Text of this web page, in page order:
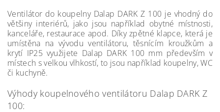
Ventilátor do koupelny Dalap DARK Z 100 je vhodný do
většiny interiérů, jako jsou například obytné místnosti,
kanceláře, restaurace apod. Díky zpětné klapce, která je
umístěna na vývodu ventilátoru, těsnícím kroužkům a
krytí IP25 využijete Dalap DARK 100 mm především v
místech s velkou vlhkostí, to jsou například koupelny, WC
či kuchyně.
Výhody koupelnového ventilátoru Dalap DARK Z
100: